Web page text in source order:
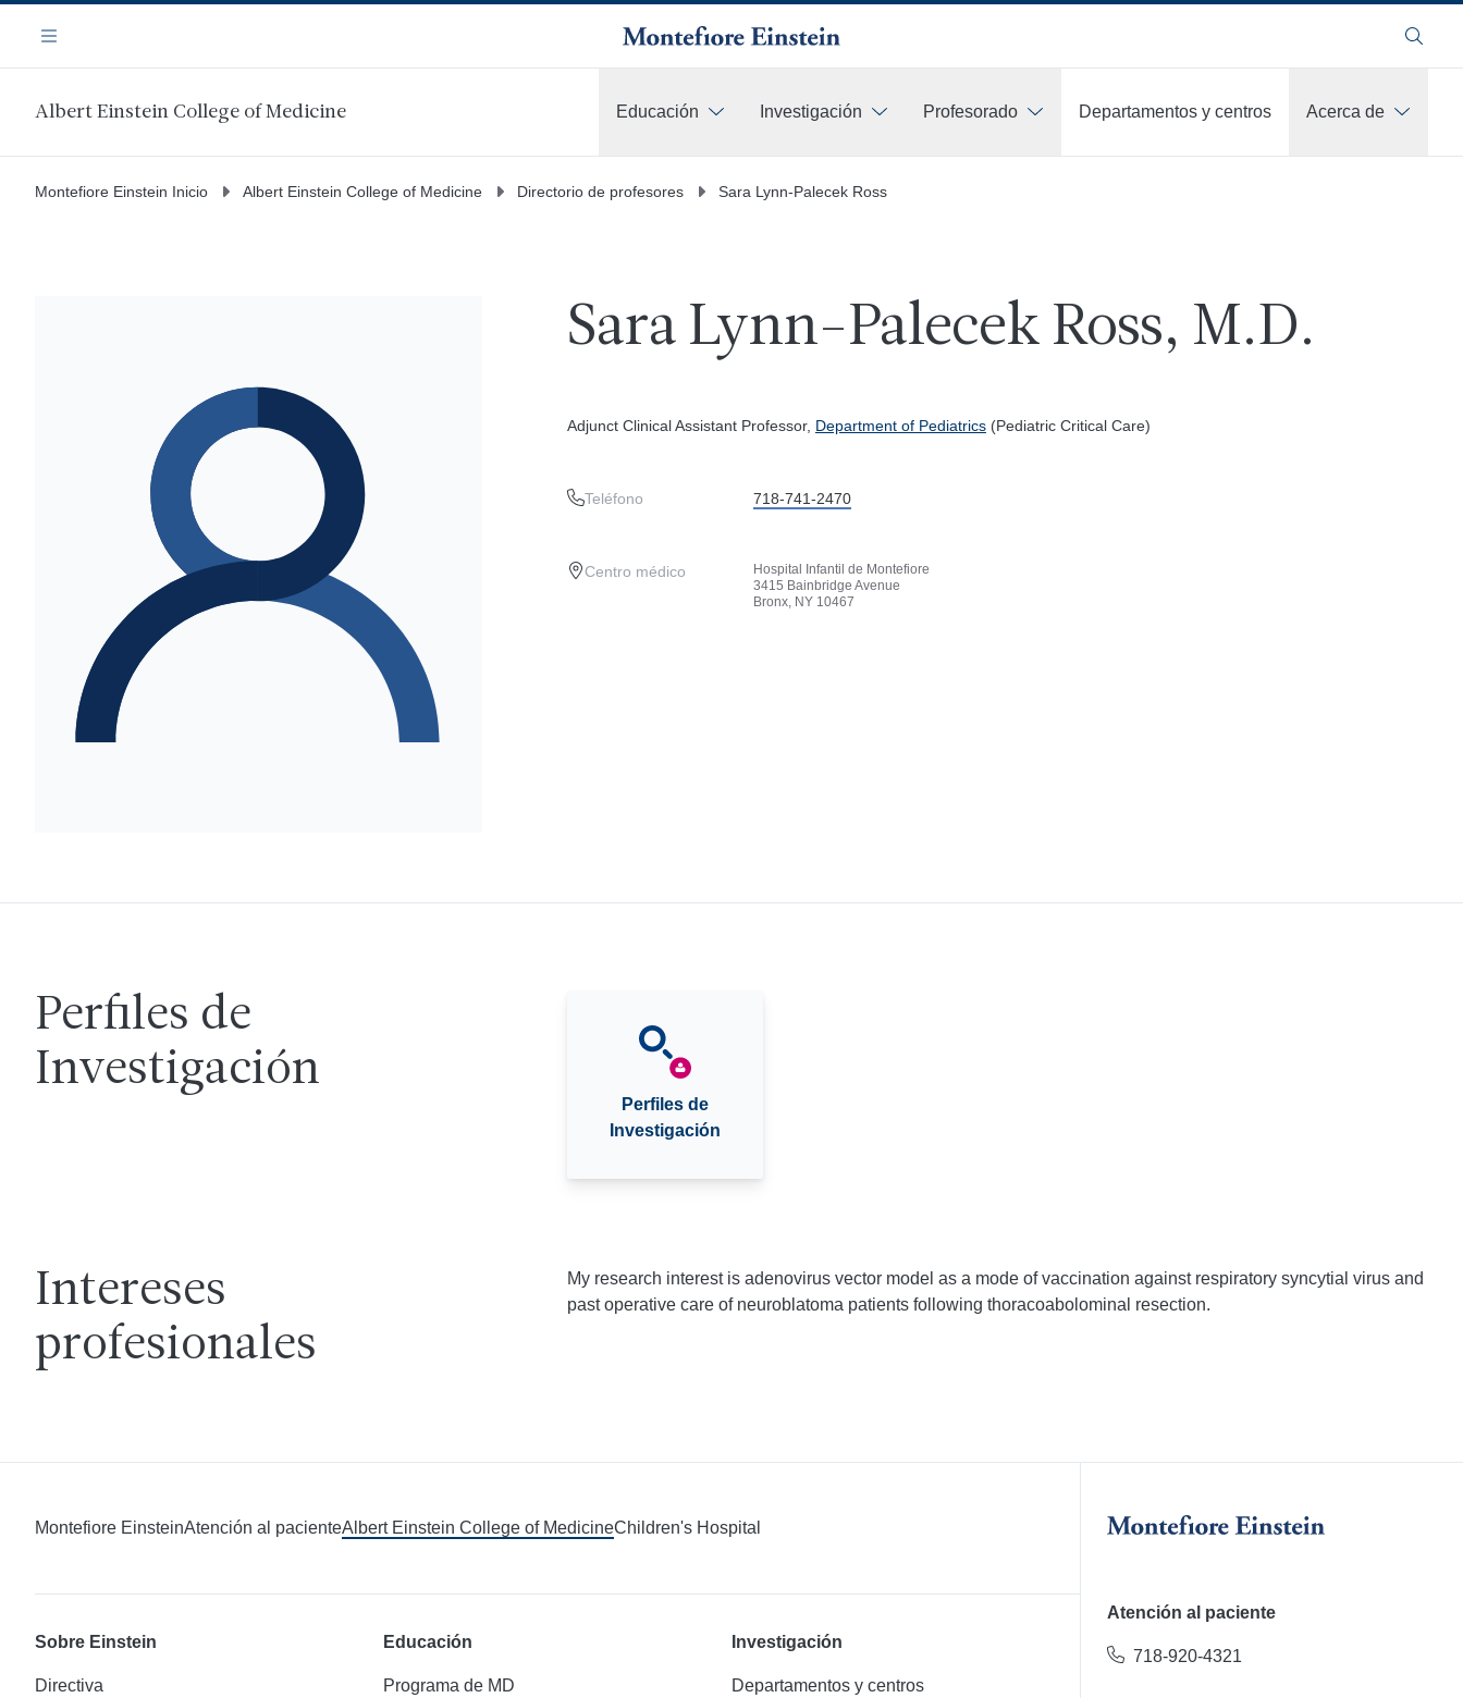
contenido
Navegación
Menú Buscar
Albert Einstein College of Medicine Educación Investigación Profesorado Departamentos y centros
Acerca de
Montefiore Einstein Inicio Albert Einstein College of Medicine Directorio de profesores Sara Lynn-Palecek Ross
Sara Lynn-Palecek Ross, M.D.
Adjunct Clinical Assistant Professor, Department of Pediatrics(Pediatric Critical Care)
Teléfono 718-741-2470
Centro médico
Hospital Infantil de Montefiore
3415 Bainbridge Avenue
Bronx, NY 10467
Perfiles de
Investigación
Perfiles de
Investigación
Intereses
profesionales
My research interest is adenovirus vector model as a mode of vaccination against respiratory syncytial virus and
past operative care of neuroblatoma patients following thoracoabolominal resection.
Montefiore EinsteinAtención al pacienteAlbert Einstein College of MedicineChildren's Hospital
Sobre Einstein
Directiva
Educación
Programa de MD
Investigación
Departamentos y centros
Atención al paciente
718-920-4321